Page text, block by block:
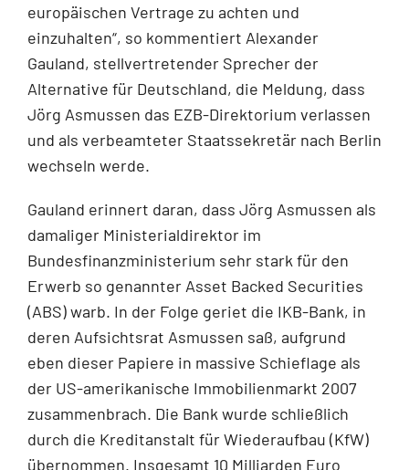
europäischen Vertrage zu achten und
einzuhalten“, so kommentiert Alexander
Gauland, stellvertretender Sprecher der
Alternative für Deutschland, die Meldung, dass
Jörg Asmussen das EZB-Direktorium verlassen
und als verbeamteter Staatssekretär nach Berlin
wechseln werde.
Gauland erinnert daran, dass Jörg Asmussen als
damaliger Ministerialdirektor im
Bundesfinanzministerium sehr stark für den
Erwerb so genannter Asset Backed Securities
(ABS) warb. In der Folge geriet die IKB-Bank, in
deren Aufsichtsrat Asmussen saß, aufgrund
eben dieser Papiere in massive Schieflage als
der US-amerikanische Immobilienmarkt 2007
zusammenbrach. Die Bank wurde schließlich
durch die Kreditanstalt für Wiederaufbau (KfW)
übernommen. Insgesamt 10 Milliarden Euro